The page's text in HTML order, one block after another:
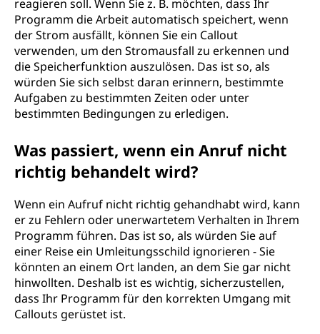
reagieren soll. Wenn Sie z. B. möchten, dass Ihr
Programm die Arbeit automatisch speichert, wenn
der Strom ausfällt, können Sie ein Callout
verwenden, um den Stromausfall zu erkennen und
die Speicherfunktion auszulösen. Das ist so, als
würden Sie sich selbst daran erinnern, bestimmte
Aufgaben zu bestimmten Zeiten oder unter
bestimmten Bedingungen zu erledigen.
Was passiert, wenn ein Anruf nicht
richtig behandelt wird?
Wenn ein Aufruf nicht richtig gehandhabt wird, kann
er zu Fehlern oder unerwartetem Verhalten in Ihrem
Programm führen. Das ist so, als würden Sie auf
einer Reise ein Umleitungsschild ignorieren - Sie
könnten an einem Ort landen, an dem Sie gar nicht
hinwollten. Deshalb ist es wichtig, sicherzustellen,
dass Ihr Programm für den korrekten Umgang mit
Callouts gerüstet ist.